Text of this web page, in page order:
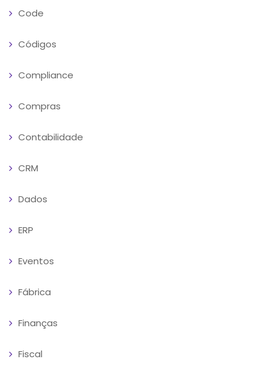
Code
Códigos
Compliance
Compras
Contabilidade
CRM
Dados
ERP
Eventos
Fábrica
Finanças
Fiscal